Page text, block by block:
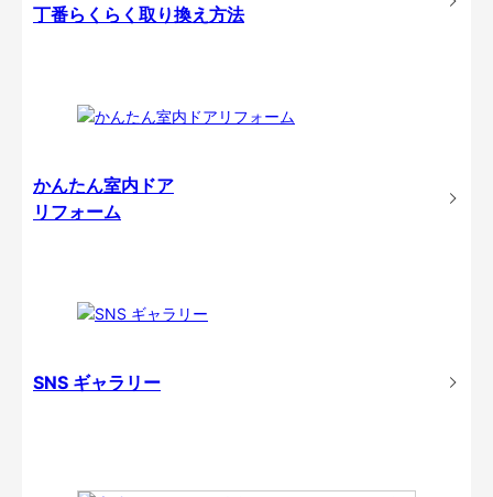
丁番らくらく取り換え方法
かんたん室内ドア
リフォーム
SNS ギャラリー